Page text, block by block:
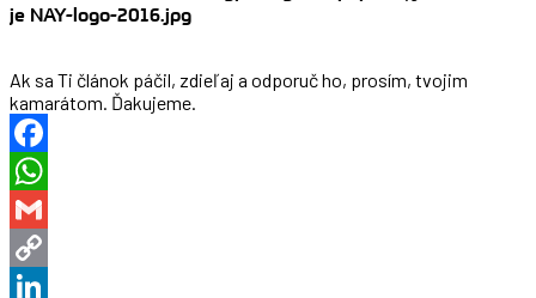
Ak sa Ti článok páčil, zdieľaj a odporuč ho, prosím, tvojim
kamarátom. Ďakujeme.
Facebook
WhatsApp
Gmail
Copy